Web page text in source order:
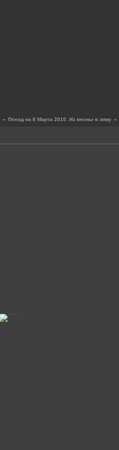
» Поход на 8 Марта 2010. Из весны в зиму »